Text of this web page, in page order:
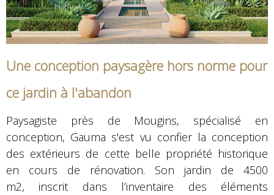
Une conception paysagère hors norme pour
ce jardin à l'abandon
Paysagiste près de Mougins, spécialisé en
conception, Gauma s'est vu confier la conception
des extérieurs de cette belle propriété historique
en cours de rénovation. Son jardin de 4500
m2, inscrit dans l’inventaire des éléments